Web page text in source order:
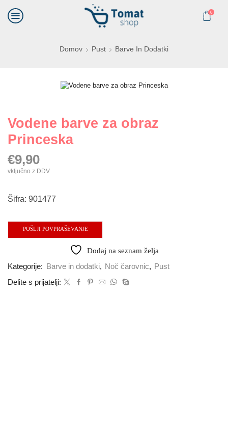
0
Domov Pust Barve In Dodatki
Vodene barve za obraz
Princeska
€9,90
vključno z DDV
Šifra: 901477
POŠLJI POVPRAŠEVANJE
Dodaj na seznam želja
Kategorije:
Barve in dodatki, Noč čarovnic, Pust
Delite s prijatelji: